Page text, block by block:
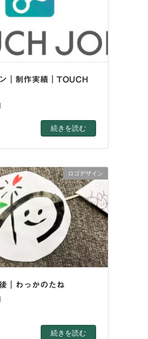
｜制作実績｜TOUCH
続きを読む
ロゴデザイン
｜わっかのたね
続きを読む